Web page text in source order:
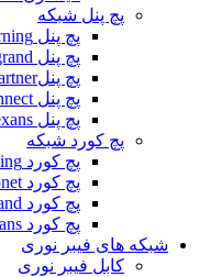
پچ پنل شبکه
پچ پنل Corning
پچ پنل Legrand
پچ پنلTelegartner
پچ پنل Metz-connect
پچ پنل Nexans
پچ کورد شبکه
پچ کورد Corning
پچ کورد 5net
پچ کورد Legrand
پچ کورد Nexans
شبکه های فیبر نوری
کابل فیبر نوری